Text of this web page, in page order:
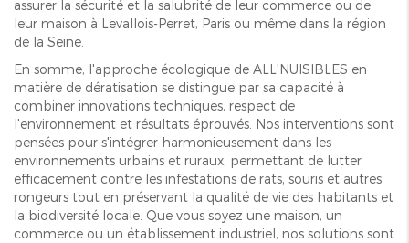
assurer la sécurité et la salubrité de leur commerce ou de
leur maison à Levallois-Perret, Paris ou même dans la région
de la Seine.
En somme, l'approche écologique de ALL'NUISIBLES en
matière de dératisation se distingue par sa capacité à
combiner innovations techniques, respect de
l'environnement et résultats éprouvés. Nos interventions sont
pensées pour s'intégrer harmonieusement dans les
environnements urbains et ruraux, permettant de lutter
efficacement contre les infestations de rats, souris et autres
rongeurs tout en préservant la qualité de vie des habitants et
la biodiversité locale. Que vous soyez une maison, un
commerce ou un établissement industriel, nos solutions sont